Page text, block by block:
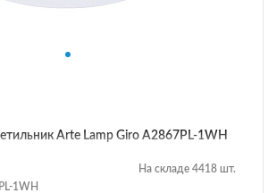
Arte Lamp Giro A2867PL-1WH
На складе 4418 шт.
1WH